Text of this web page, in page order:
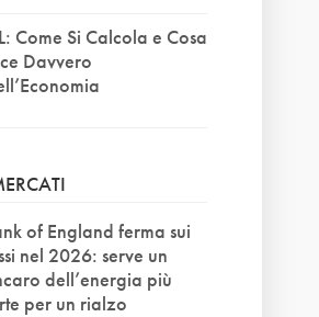
Come Si Calcola e Cosa
Davvero
of England ferma sui
nel 2026: serve un
dell’energia più
per un rialzo